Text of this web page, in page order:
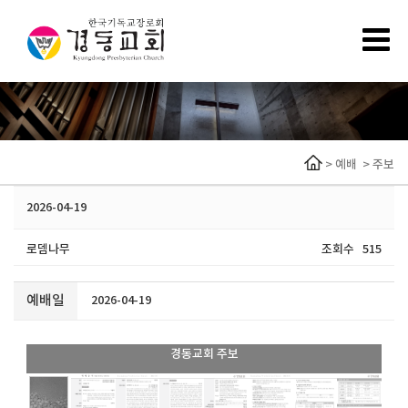
> 예배 >주보
2026-04-19
로뎀나무 조회수 515
예배일 2026-04-19
경동교회 주보